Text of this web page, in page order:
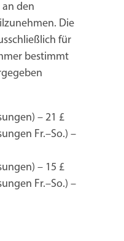
den
Die
für
bestimmt
– 21 £
Fr.–So.) –
– 15 £
Fr.–So.) –